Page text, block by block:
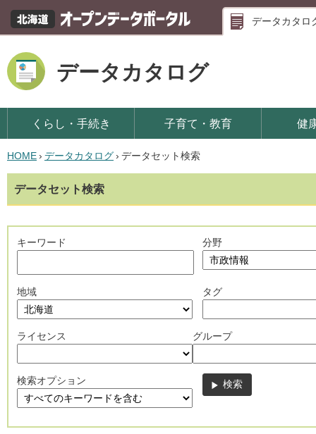
データカタロ
データカタログ
くらし・手続き 子育て・教育 健
HOME› データカタログ› データセット検索
データセット検索
キーワード 分野
地域 タグ
ライセンス グループ
検索オプション